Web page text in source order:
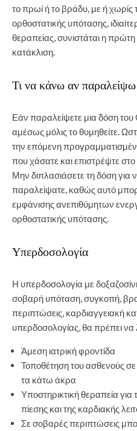
το πρωί ή το βράδυ, με ή
ορθοστατικής υπότασης,
θεραπείας, συνιστάται η
κατάκλιση.
Τι να κάνω αν
Εάν παραλείψετε μια δόση του
αμέσως μόλις το θυμηθείτε.
την επόμενη
που χάσατε και επιστρέψτε
Μην διπλασιάσετε τη δόση
παραλείψατε, καθώς αυτό
εμφάνισης ανεπιθύμητων
ορθοστατικής υπότασης.
Υπερδοσολογία
Η υπερδοσολογία με
σοβαρή υπόταση, συγκοπή,
περιπτώσεις, καρδιαγγειακή
υπερδοσολογίας, θα πρέπει
Άμεση ιατρική φροντίδα
Τοποθέτηση του ασθενούς
τα κάτω άκρα
Υποστηρικτική θεραπεία για
πίεσης και της καρδιακής
Σε σοβαρές περιπτώσεις